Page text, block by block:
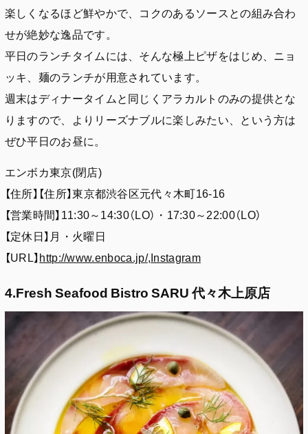
楽しくなるほど鮮やかで、コクのあるソースとの組み合わ
せが絶妙な逸品です。
平日のランチタイムには、そんな極上ピザをはじめ、ニョ
ッキ、麺のランチが用意されています。
週末はディナータイムと同じくアラカルトのみの提供とな
りますので、よりリーズナブルに楽しみたい、という方は
ぜひ平日のお昼に。
エンボカ東京(閉店)
【住所】【住所】東京都渋谷区元代々木町16-16
【営業時間】11:30～14:30（LO）・17:30～22:00（LO）
【定休日】月・火曜日
【URL】http://www.enboca.jp/,Instagram
4.Fresh Seafood Bistro SARU 代々木上原店